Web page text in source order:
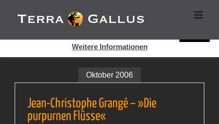
Inhalt
springen
Oktober 2006
Jean-Christophe Grangé – »Die
purpurnen Flüsse«
Cookies helfen auf auf dieser Seite bei der Bereitstellung der
Dienste. Durch die Nutzung dieser Webseite erklären Sie sich
Weitere Informationen